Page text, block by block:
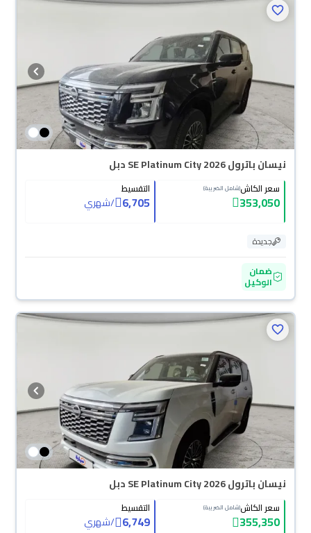
نيسان باترول SE Platinum City 2026 دبل
سعر الكاش(شامل الضريبة)
353,050
التقسيط
6,705
/شهري
جديدة
ضمان
الوكيل
نيسان باترول SE Platinum City 2026 دبل
سعر الكاش(شامل الضريبة)
355,350
التقسيط
6,749
/شهري